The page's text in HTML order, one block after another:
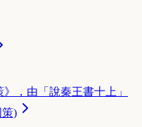
，由「說秦王書十上」
)